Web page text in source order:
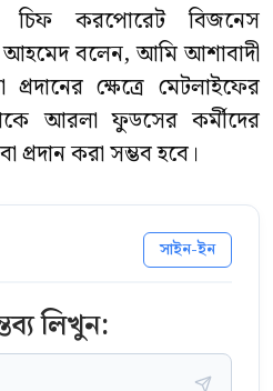
চিফ করপোরেট বিজনেস
বলেন, আমি আশাবাদী
প্রদানের ক্ষেত্রে মেটলাইফের
আরলা ফুডসের কর্মীদের
প্রদান করা সম্ভব হবে।
সাইন-ইন
লিখুন: